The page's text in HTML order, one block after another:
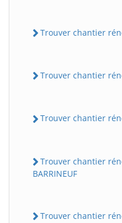
Trouver chantier
Trouver chantier
Trouver chantier
Trouver chantier
BARRINEUF
Trouver chantier